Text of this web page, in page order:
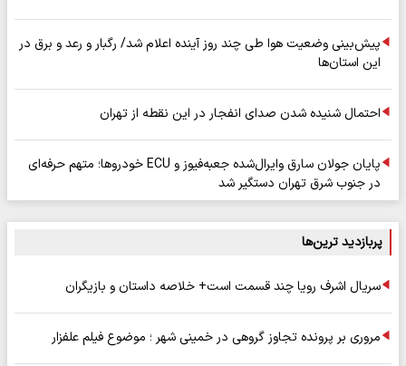
پیش‌بینی وضعیت هوا طی چند روز آینده اعلام شد/ رگبار و رعد و برق در
این استان‌ها
احتمال شنیده شدن صدای انفجار در این نقطه از تهران
پایان جولان سارق وایرال‌شده جعبه‌فیوز و ECU خودروها؛ متهم حرفه‌ای
در جنوب شرق تهران دستگیر شد
پربازدید ترین‌ها
سریال اشرف رویا چند قسمت است+ خلاصه داستان و بازیگران
مروری بر پرونده تجاوز گروهی در خمینی شهر ؛ موضوع فیلم علفزار